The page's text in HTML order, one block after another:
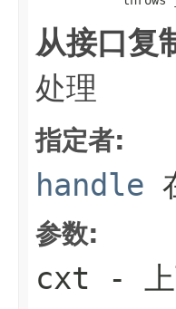
从接口复
处理
指定者:
handle
参数:
cxt - 上